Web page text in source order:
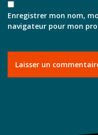
Enregistrer mon nom,
navigateur pour mon